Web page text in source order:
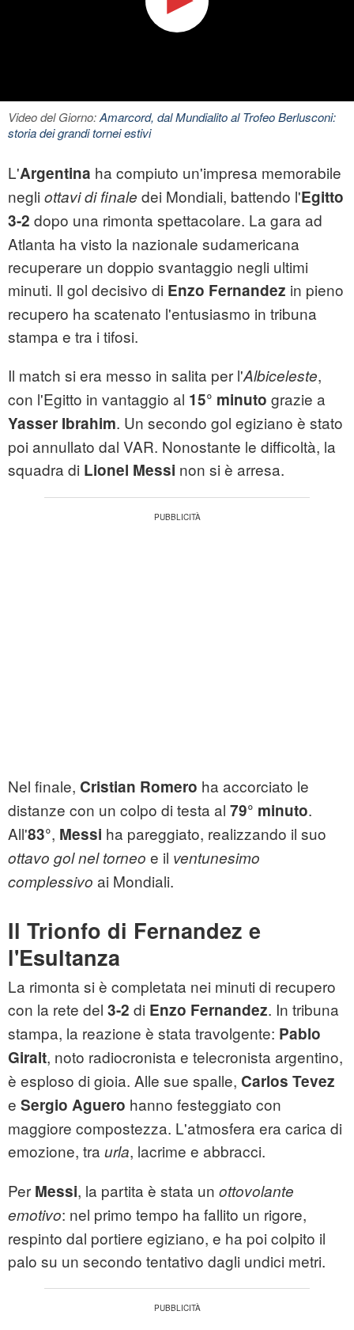
Video del Giorno:Amarcord, dal Mundialito al Trofeo Berlusconi:
storia dei grandi tornei estivi
L'Argentina ha compiuto un'impresa memorabile
negli ottavi di finale dei Mondiali, battendo l'Egitto
3-2 dopo una rimonta spettacolare. La gara ad
Atlanta ha visto la nazionale sudamericana
recuperare un doppio svantaggio negli ultimi
minuti. Il gol decisivo di Enzo Fernandez in pieno
recupero ha scatenato l'entusiasmo in tribuna
stampa e tra i tifosi.
Il match si era messo in salita per l'Albiceleste,
con l'Egitto in vantaggio al 15° minuto grazie a
Yasser Ibrahim. Un secondo gol egiziano è stato
poi annullato dal VAR. Nonostante le difficoltà, la
squadra di Lionel Messi non si è arresa.
Nel finale, Cristian Romero ha accorciato le
distanze con un colpo di testa al 79° minuto.
All'83°, Messi ha pareggiato, realizzando il suo
ottavo gol nel torneo e il ventunesimo
complessivo ai Mondiali.
Il Trionfo di Fernandez e
l'Esultanza
La rimonta si è completata nei minuti di recupero
con la rete del 3-2 di Enzo Fernandez. In tribuna
stampa, la reazione è stata travolgente: Pablo
Giralt, noto radiocronista e telecronista argentino,
è esploso di gioia. Alle sue spalle, Carlos Tevez
e Sergio Aguero hanno festeggiato con
maggiore compostezza. L'atmosfera era carica di
emozione, tra urla, lacrime e abbracci.
Per Messi, la partita è stata un ottovolante
emotivo: nel primo tempo ha fallito un rigore,
respinto dal portiere egiziano, e ha poi colpito il
palo su un secondo tentativo dagli undici metri.